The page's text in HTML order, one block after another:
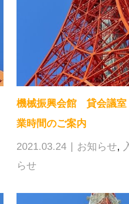
機械振興会館 貸会議
業時間のご案内
2021.03.24 お知らせ,
らせ